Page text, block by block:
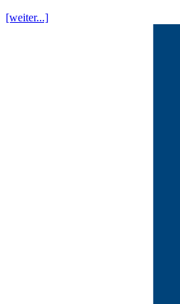
[weiter...]